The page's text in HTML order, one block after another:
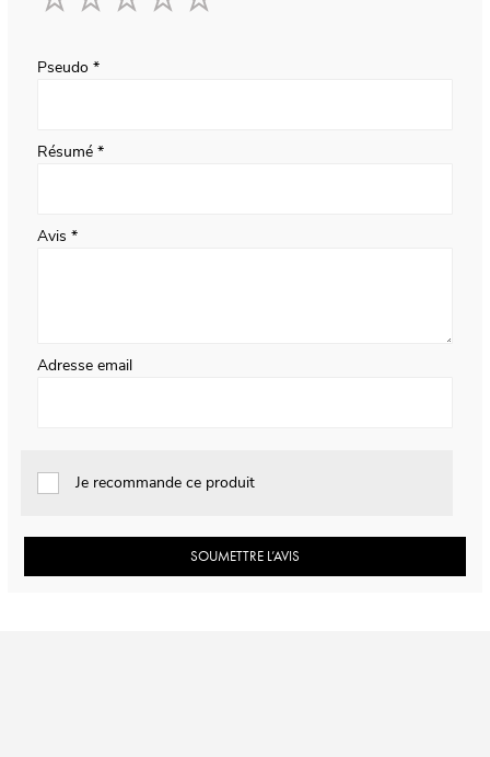
Pseudo
Résumé
Avis
Adresse email
Je recommande ce produit
SOUMETTRE L’AVIS